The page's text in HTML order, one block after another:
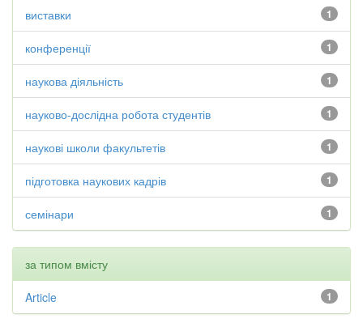
1
виставки
1
конференції
1
наукова діяльність
1
науково-дослідна робота студентів
1
наукові школи факультетів
1
підготовка наукових кадрів
1
семінари
за типом вмісту
1
Article